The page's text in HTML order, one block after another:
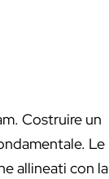
Costruire un
Le
allineati con la